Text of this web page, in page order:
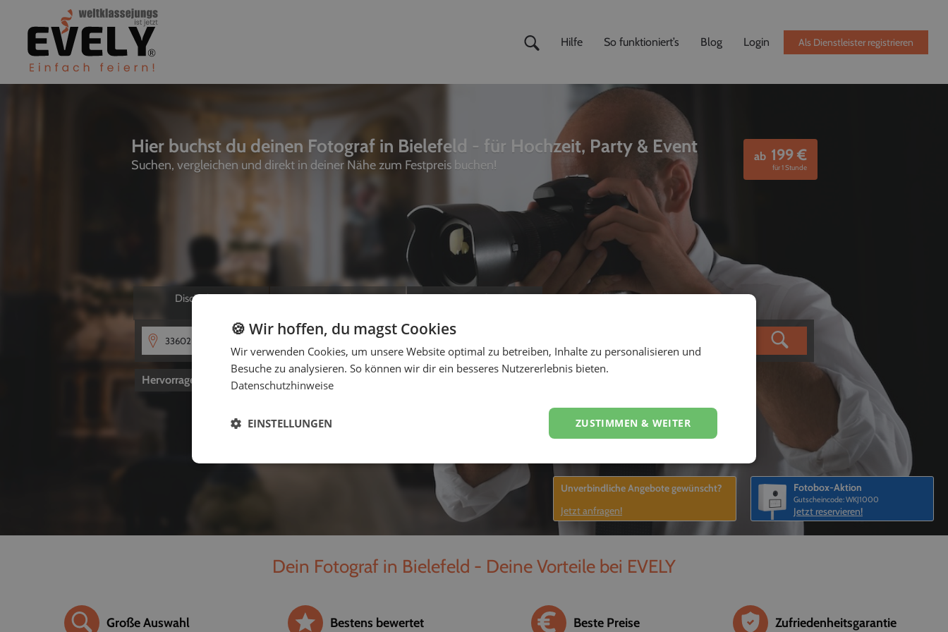
Hilfe So funktioniert’s Blog Login Als Dienstleister registrieren
Hier buchst du deinen Fotograf in Bielefeld - für Hochzeit, Party & Event
Suchen, vergleichen und direkt in deiner Nähe zum Festpreis buchen!
ab 199€
für 1 Stunde
Discjockeys Livemusiker, Fotografen
Hervorragend von 5
Fotobox-Aktion
Gutscheincode: WKJ1000
Jetzt reservieren!
Unverbindliche Angebote gewünscht?
Jetzt anfragen!
Dein Fotograf in Bielefeld - Deine Vorteile bei EVELY
Große Auswahl Bestens bewertet Beste Preise Zufriedenheitsgarantie
🍪 Wir hoffen, du magst Cookies
Wir verwenden Cookies, um unsere Website optimal zu betreiben, Inhalte zu personalisieren und
Besuche zu analysieren. So können wir dir ein besseres Nutzererlebnis bieten.
Datenschutzhinweise
ZUSTIMMEN & WEITER
EINSTELLUNGEN